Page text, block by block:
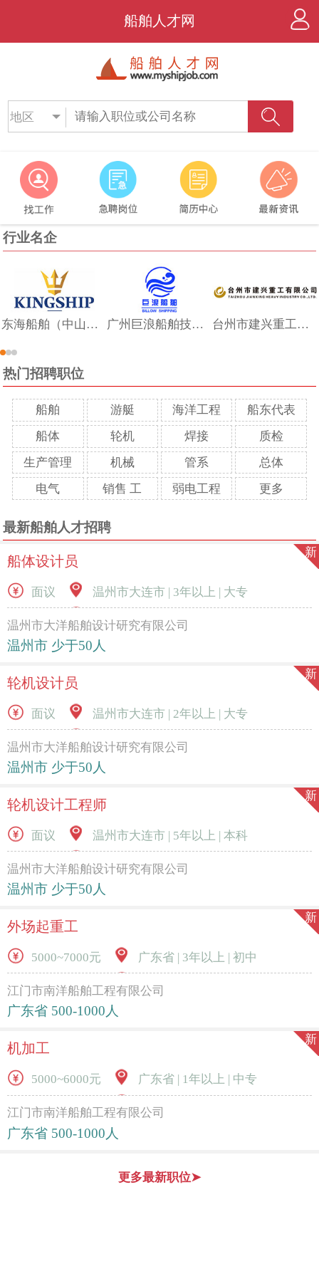
船舶人才网
地区
行业名企
东海船舶（中山）有限公司 广州巨浪船舶技术工程有限公司 台州市建兴重工有限公司
热门招聘职位
船舶 游艇 海洋工程
船东代表
船体
轮机 焊接
质检
生产管理
机械 管系
总体
电气
销售 工 弱电工程 更多
最新船舶人才招聘
新
船体设计员
面议 温州市大连市 | 3年以上 | 大专
温州市大洋船舶设计研究有限公司
温州市 少于50人
新
轮机设计员
面议 温州市大连市 | 2年以上 | 大专
温州市大洋船舶设计研究有限公司
温州市 少于50人
新
轮机设计工程师
面议 温州市大连市 | 5年以上 | 本科
温州市大洋船舶设计研究有限公司
温州市 少于50人
新
外场起重工
5000~7000元 广东省 | 3年以上 | 初中
江门市南洋船舶工程有限公司
广东省 500-1000人
新
机加工
5000~6000元 广东省 | 1年以上 | 中专
江门市南洋船舶工程有限公司
广东省 500-1000人
更多最新职位➤